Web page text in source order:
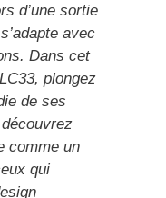
d’une sortie
avec
Dans cet
plongez
de ses
comme un
qui